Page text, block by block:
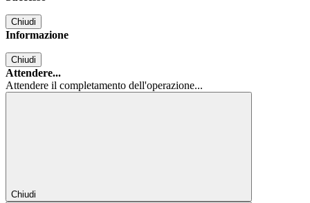
Chiudi
Informazione
Chiudi
Attendere...
Attendere il completamento dell'operazione...
Chiudi